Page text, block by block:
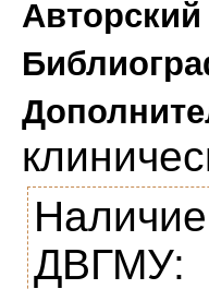
Авторский
ДВГМУ: